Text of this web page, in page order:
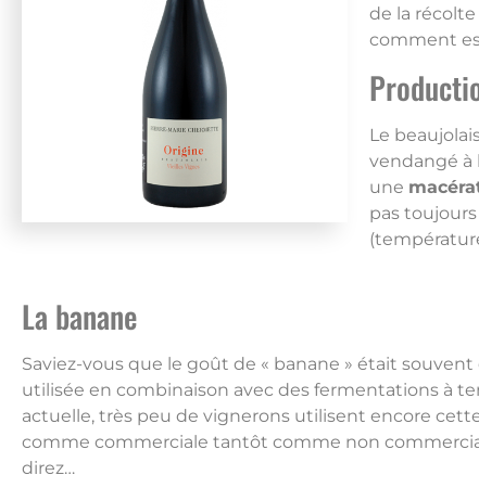
de la récolte
comment
Le
vendangé à
une
pas
La banane
Saviez-vous que le goût de « banane » était souvent
utilisée en combinaison avec des fermentations à
actuelle, très peu de vignerons utilisent encore
comme commerciale tantôt comme non
direz…